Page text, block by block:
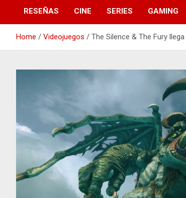
RESEÑAS CINE SERIES GAMING
Home Videojuegos The Silence & The Fury llega